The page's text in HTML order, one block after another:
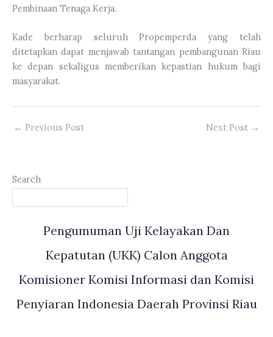
Pembinaan Tenaga Kerja.
Kade berharap seluruh Propemperda yang telah
ditetapkan dapat menjawab tantangan pembangunan Riau
ke depan sekaligus memberikan kepastian hukum bagi
masyarakat.
← Previous Post Next Post →
Search
Pengumuman Uji Kelayakan Dan
Kepatutan (UKK) Calon Anggota
Komisioner Komisi Informasi dan Komisi
Penyiaran Indonesia Daerah Provinsi Riau